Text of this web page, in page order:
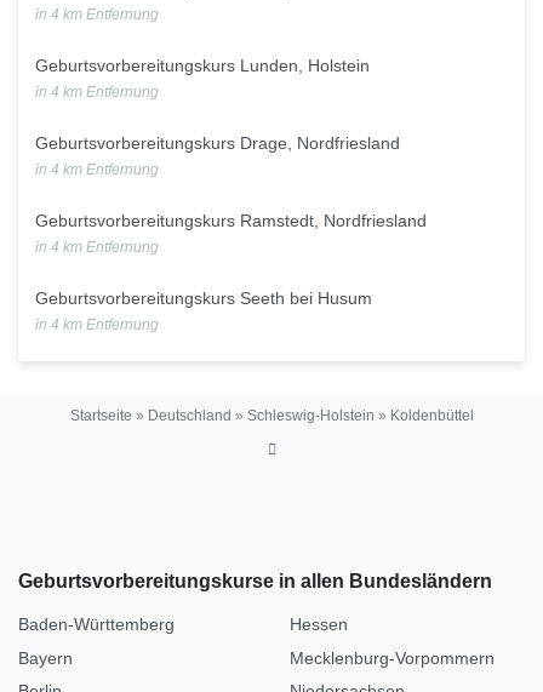
in 4 km Entfernung
Geburtsvorbereitungskurs Lunden, Holstein
in 4 km Entfernung
Geburtsvorbereitungskurs Drage, Nordfriesland
in 4 km Entfernung
Geburtsvorbereitungskurs Ramstedt, Nordfriesland
in 4 km Entfernung
Geburtsvorbereitungskurs Seeth bei Husum
in 4 km Entfernung
Startseite » Deutschland » Schleswig-Holstein » Koldenbüttel
Geburtsvorbereitungskurse in allen Bundesländern
Baden-Württemberg
Bayern
Hessen
Mecklenburg-Vorpommern